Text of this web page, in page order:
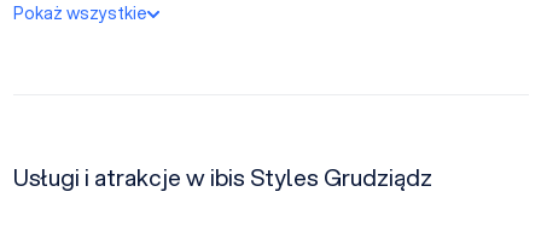
Pokaż wszystkie
Usługi i atrakcje w ibis Styles Grudziądz